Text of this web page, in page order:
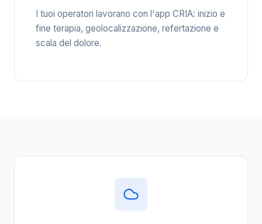
I tuoi operatori lavorano con l'app CRIA: inizio e
fine terapia, geolocalizzazione, refertazione e
scala del dolore.